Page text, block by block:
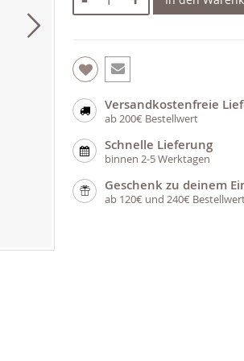
Versandkostenfreie
ab 200€ Bestellwert
Schnelle Lieferung
binnen 2-5 Werktagen
Geschenk zu deinem
ab 120€ und 240€